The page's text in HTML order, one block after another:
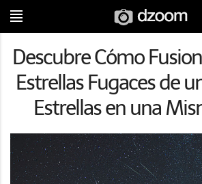
Descubre Cómo
Estrellas Fugaces de
Estrellas en una